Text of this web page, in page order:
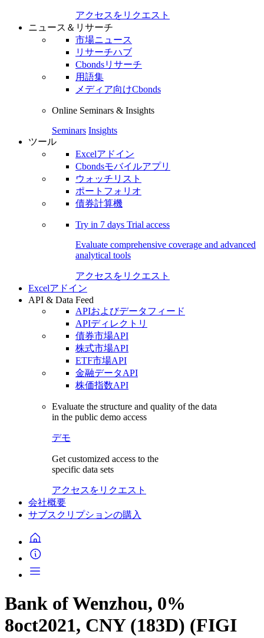
アクセスをリクエスト
ニュース＆リサーチ
市場ニュース
リサーチハブ
Cbondsリサーチ
用語集
メディア向けCbonds
Online Seminars & Insights
Seminars Insights
ツール
Excelアドイン
Cbondsモバイルアプリ
ウォッチリスト
ポートフォリオ
債券計算機
Try in 7 days Trial access
Evaluate comprehensive coverage and advanced
analytical tools
アクセスをリクエスト
Excelアドイン
API & Data Feed
APIおよびデータフィード
APIディレクトリ
債券市場API
株式市場API
ETF市場API
金融データAPI
株価指数API
Evaluate the structure and quality of the data
in the public demo access
デモ
Get customized access to the
specific data sets
アクセスをリクエスト
会社概要
サブスクリプションの購入
Bank of Wenzhou, 0%
8oct2021, CNY (183D) (FIGI